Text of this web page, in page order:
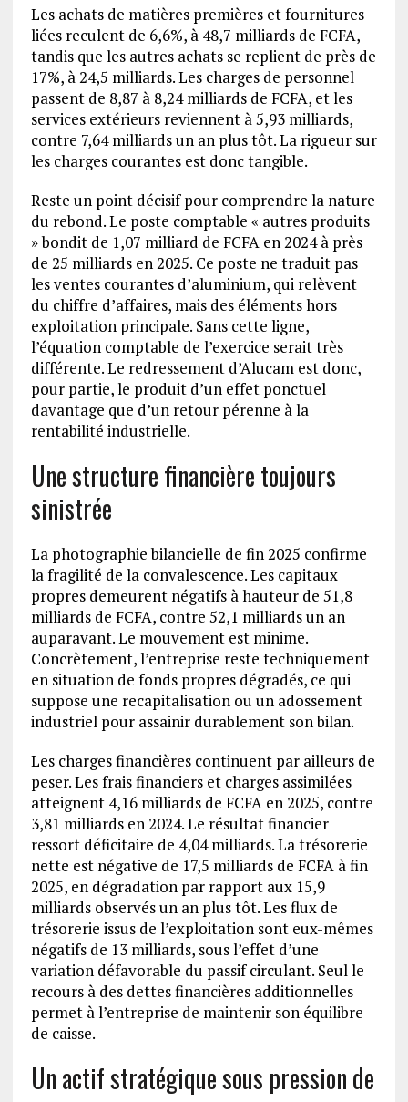
Les achats de matières premières et fournitures
liées reculent de 6,6%, à 48,7 milliards de FCFA,
tandis que les autres achats se replient de près de
17%, à 24,5 milliards. Les charges de personnel
passent de 8,87 à 8,24 milliards de FCFA, et les
services extérieurs reviennent à 5,93 milliards,
contre 7,64 milliards un an plus tôt. La rigueur sur
les charges courantes est donc tangible.
Reste un point décisif pour comprendre la nature
du rebond. Le poste comptable « autres produits
» bondit de 1,07 milliard de FCFA en 2024 à près
de 25 milliards en 2025. Ce poste ne traduit pas
les ventes courantes d’aluminium, qui relèvent
du chiffre d’affaires, mais des éléments hors
exploitation principale. Sans cette ligne,
l’équation comptable de l’exercice serait très
différente. Le redressement d’Alucam est donc,
pour partie, le produit d’un effet ponctuel
davantage que d’un retour pérenne à la
rentabilité industrielle.
Une structure financière toujours
sinistrée
La photographie bilancielle de fin 2025 confirme
la fragilité de la convalescence. Les capitaux
propres demeurent négatifs à hauteur de 51,8
milliards de FCFA, contre 52,1 milliards un an
auparavant. Le mouvement est minime.
Concrètement, l’entreprise reste techniquement
en situation de fonds propres dégradés, ce qui
suppose une recapitalisation ou un adossement
industriel pour assainir durablement son bilan.
Les charges financières continuent par ailleurs de
peser. Les frais financiers et charges assimilées
atteignent 4,16 milliards de FCFA en 2025, contre
3,81 milliards en 2024. Le résultat financier
ressort déficitaire de 4,04 milliards. La trésorerie
nette est négative de 17,5 milliards de FCFA à fin
2025, en dégradation par rapport aux 15,9
milliards observés un an plus tôt. Les flux de
trésorerie issus de l’exploitation sont eux-mêmes
négatifs de 13 milliards, sous l’effet d’une
variation défavorable du passif circulant. Seul le
recours à des dettes financières additionnelles
permet à l’entreprise de maintenir son équilibre
de caisse.
Un actif stratégique sous pression de